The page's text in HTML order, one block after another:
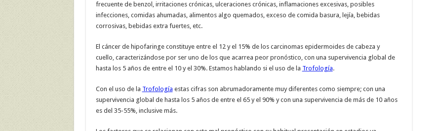
frecuente de benzol, irritaciones crónicas, ulceraciones crónicas, inflamaciones excesivas, posibles
infecciones, comidas ahumadas, alimentos algo quemados, exceso de comida basura, lejía, bebidas
corrosivas, bebidas extra fuertes, etc.
El cáncer de hipofaringe constituye entre el 12 y el 15% de los carcinomas epidermoides de cabeza y
cuello, caracterizándose por ser uno de los que acarrea peor pronóstico, con una supervivencia global de
hasta los 5 años de entre el 10 y el 30%. Estamos hablando si el uso de la Trofología.
Con el uso de la Trofología estas cifras son abrumadoramente muy diferentes como siempre; con una
supervivencia global de hasta los 5 años de entre el 65 y el 90% y con una supervivencia de más de 10 años
es del 35-55%, inclusive más.